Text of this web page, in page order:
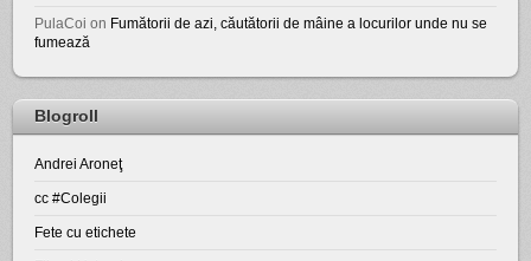
PulaCoi on Fumătorii de azi, căutătorii de mâine a locurilor unde nu se
fumează
Blogroll
Andrei Aroneţ
cc #Colegii
Fete cu etichete